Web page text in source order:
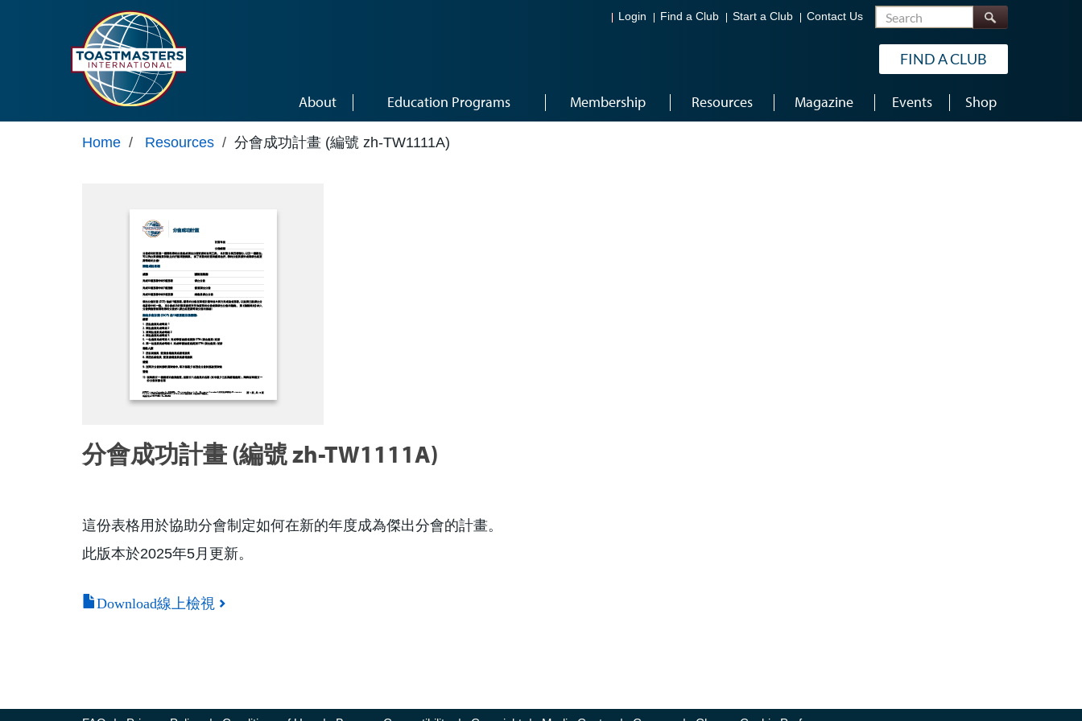
Login Find a Club Start a Club Contact Us Search
FIND A CLUB
About Education Programs Membership Resources Magazine Events Shop
Home / Resources / 分會成功計畫 (編號 zh-TW1111A)
分會成功計畫 (編號 zh-TW1111A)
這份表格用於協助分會制定如何在新的年度成為傑出分會的計畫。
此版本於2025年5月更新。
Download線上檢視